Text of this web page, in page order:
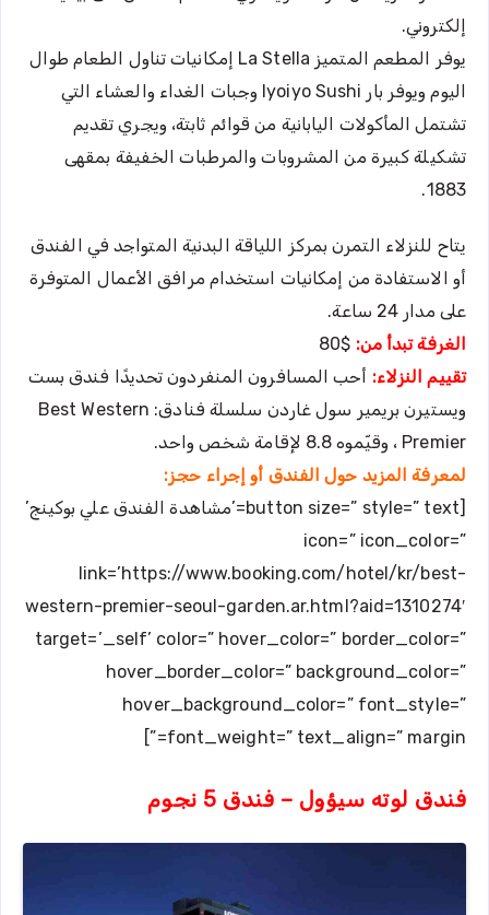
إلكتروني.
يوفر المطعم المتميز La Stella إمكانيات تناول الطعام طوال
اليوم ويوفر بار Iyoiyo Sushi وجبات الغداء والعشاء التي
تشتمل المأكولات اليابانية من قوائم ثابتة، ويجري تقديم
تشكيلة كبيرة من المشروبات والمرطبات الخفيفة بمقهى
1883.
يتاح للنزلاء التمرن بمركز اللياقة البدنية المتواجد في الفندق
أو الاستفادة من إمكانيات استخدام مرافق الأعمال المتوفرة
على مدار 24 ساعة.
الغرفة تبدأ من: $80
تقييم النزلاء: أحب المسافرون المنفردون تحديدًا فندق بست
ويستيرن بريمير سول غاردن سلسلة فنادق: Best Western
Premier ، وقيّموه 8.8 لإقامة شخص واحد.
لمعرفة المزيد حول الفندق أو إجراء حجز:
[button size=” style=” text=’مشاهدة الفندق علي بوكينج’
icon=” icon_color=”
link=’https://www.booking.com/hotel/kr/best-
western-premier-seoul-garden.ar.html?aid=1310274′
target=’_self’ color=” hover_color=” border_color=”
hover_border_color=” background_color=”
hover_background_color=” font_style=”
font_weight=” text_align=” margin=”]
فندق لوته سيؤول – فندق 5 نجوم